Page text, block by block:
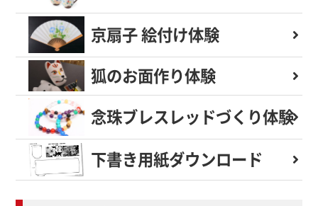
京扇子 絵付け体験
狐のお面作り体験
念珠ブレスレッドづくり体験
下書き用紙ダウンロード